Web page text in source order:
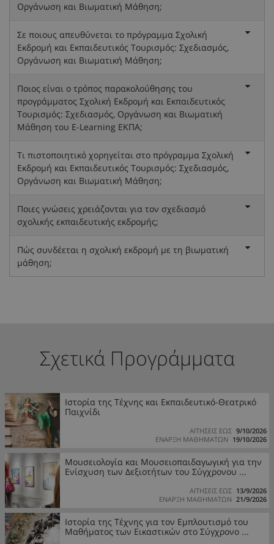
Οργάνωση και Βιωματική Μάθηση;
Σε ποιους απευθύνεται το πρόγραμμα Σχολική
Εκδρομή και Εκπαιδευτικός Τουρισμός: Σχεδιασμός,
Οργάνωση και Βιωματική Μάθηση;
Ποιος είναι ο τρόπος παρακολούθησης του
προγράμματος Σχολική Εκδρομή και Εκπαιδευτικός
Τουρισμός: Σχεδιασμός, Οργάνωση και Βιωματική
Μάθηση του E-Learning ΕΚΠΑ;
Τι πιστοποιητικό χορηγείται στο πρόγραμμα Σχολική
Εκδρομή και Εκπαιδευτικός Τουρισμός: Σχεδιασμός,
Οργάνωση και Βιωματική Μάθηση;
Ποιες γνώσεις χρειάζονται για τον σχεδιασμό
σχολικής εκπαιδευτικής εκδρομής;
Πώς συνδέεται η σχολική εκδρομή με τη βιωματική
μάθηση;
Σχετικά Προγράμματα
Ιστορία της Τέχνης και Εκπαιδευτικό-Θεατρικό
Παιχνίδι
ΑΙΤΗΣΕΙΣ ΕΩΣ 9/10/2026
ΕΝΑΡΞΗ ΜΑΘΗΜΑΤΩΝ 19/10/2026
Μουσειολογία και Μουσειοπαιδαγωγική για την
Ενίσχυση των Δεξιοτήτων του Σύγχρονου ...
ΑΙΤΗΣΕΙΣ ΕΩΣ 13/9/2026
ΕΝΑΡΞΗ ΜΑΘΗΜΑΤΩΝ 21/9/2026
Ιστορία της Τέχνης για τον Εμπλουτισμό του
Μαθήματος των Εικαστικών στο Σύγχρονο ...